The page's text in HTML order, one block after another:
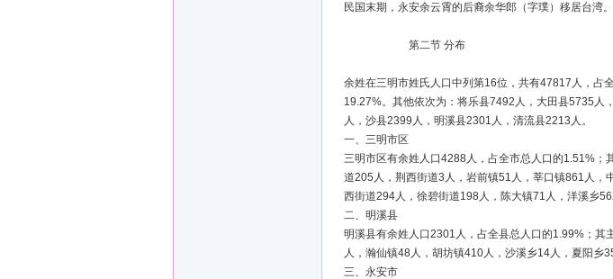
民国末期，永安余云霄的后裔余华郎（字璞）移居台湾。
第二节 分布
余姓在三明市姓氏人口中列第16位，共有47817人，占
19.27%。其他依次为：将乐县7492人，大田县5735
人，沙县2399人，明溪县2301人，清流县2213人。
一、三明市区
三明市区有余姓人口4288人，占全市总人口的1.51%
道205人，荆西街道3人，岩前镇51人，莘口镇861人，
西街道294人，徐碧街道198人，陈大镇71人，洋溪乡
二、明溪县
明溪县有余姓人口2301人，占全县总人口的1.99%；其
人，瀚仙镇48人，胡坊镇410人，沙溪乡14人，夏阳乡
三、永安市